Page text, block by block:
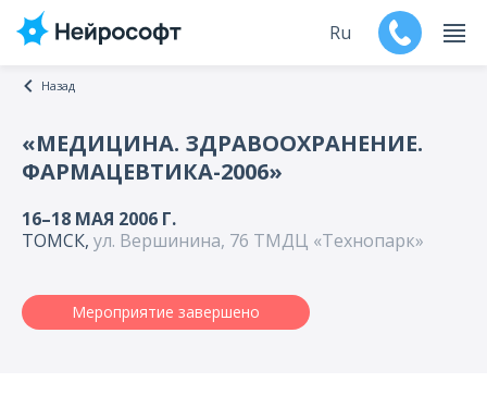
Продукты
Мероприятия
Ru
Назад
«МЕДИЦИНА. ЗДРАВООХРАНЕНИЕ.
ФАРМАЦЕВТИКА-2006»
16–18 МАЯ 2006 Г.
ТОМСК, ул. Вершинина, 76 ТМДЦ «Технопарк»
Мероприятие завершено